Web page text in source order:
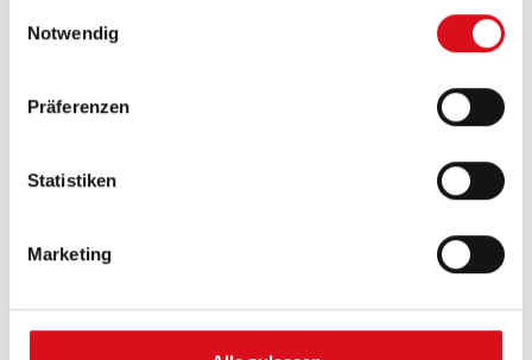
Notwendig
Präferenzen
Statistiken
Marketing